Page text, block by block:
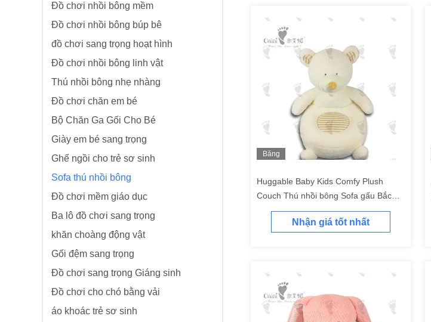
Đồ chơi nhồi bông mềm
Đồ chơi nhồi bông búp bê
đồ chơi sang trọng hoạt hình
Đồ chơi nhồi bông linh vật
Thú nhồi bông nhẹ nhàng
Đồ chơi chăn em bé
Bộ Chăn Ga Gối Cho Bé
Giày em bé sang trọng
Ghế ngồi cho trẻ sơ sinh
Sofa thú nhồi bông
Đồ chơi mềm giáo dục
Ba lô đồ chơi sang trọng
khăn choàng động vật
Gối đệm sang trọng
Đồ chơi sang trọng Giáng sinh
Đồ chơi cho chó bằng vải
áo khoác trẻ sơ sinh
Băng
Huggable Baby Kids Comfy Plush
Couch Thú nhồi bông Sofa gấu Bắc
Nhận giá tốt nhất